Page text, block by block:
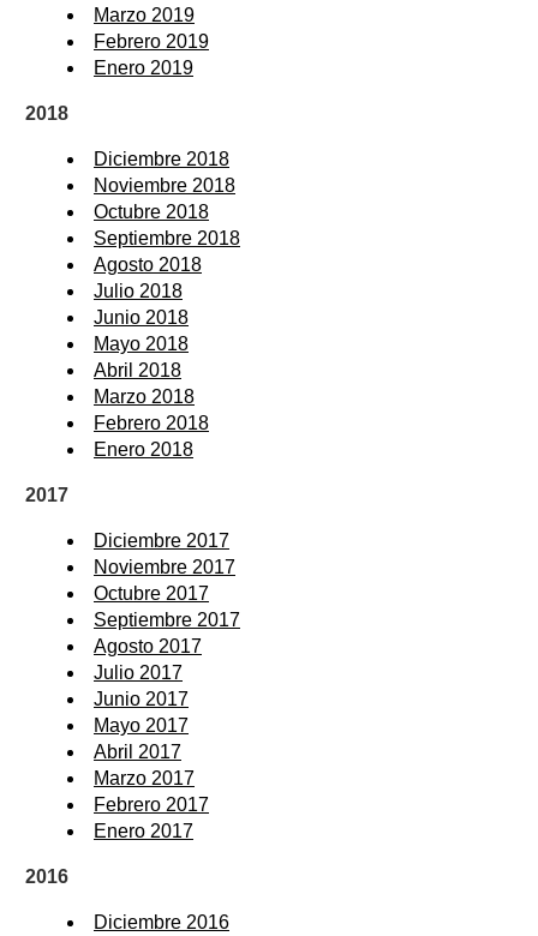
Marzo 2019
Febrero 2019
Enero 2019
2018
Diciembre 2018
Noviembre 2018
Octubre 2018
Septiembre 2018
Agosto 2018
Julio 2018
Junio 2018
Mayo 2018
Abril 2018
Marzo 2018
Febrero 2018
Enero 2018
2017
Diciembre 2017
Noviembre 2017
Octubre 2017
Septiembre 2017
Agosto 2017
Julio 2017
Junio 2017
Mayo 2017
Abril 2017
Marzo 2017
Febrero 2017
Enero 2017
2016
Diciembre 2016